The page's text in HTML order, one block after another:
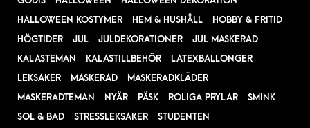
HALLOWEEN KOSTYMER
HEM & HUSHÅLL
HOBBY & FRITID
HÖGTIDER
JUL JULDEKORATIONER
JUL MASKERAD
KALASTEMAN
KALASTILLBEHÖR
LATEXBALLONGER
LEKSAKER
MASKERAD
MASKERADKLÄDER
MASKERADTEMAN
NYÅR PÅSK ROLIGA PRYLAR
SMINK
SOL & BAD
STRESSLEKSAKER STUDENTEN